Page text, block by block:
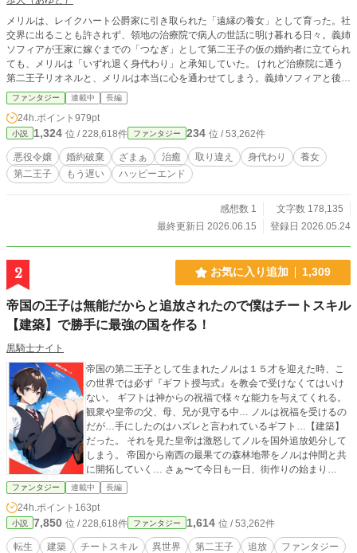
メリルは、レイクハート公爵家に引き取られた「遠縁の養女」として育った。社
交界に出ることも許されず、領地の治療院で病人の世話に明け暮れる日々。義姉
ソフィアが王家に嫁ぐまでの「つなぎ」として第二王子の仮の婚約者に立てられ
ても、メリルは「いずれ退く身代わり」と承知していた。 けれど治療院に通う
第二王子リオネルと、メリルは本当に心を通わせてしまう。義姉ソフィアと後見
人ライラは「養女が分を超えた」と激怒し、婚約を破棄してメリルを治療院ごと
辺境へ追放した。 だが、辺境で疫病が広がったとき、王都は気づく。病を癒せ
る「聖癒」の力を持つ者が、もう一人も残っていないことに。 十八年前、ひと
つの嘘があった。公爵令嬢の赤子と、後見人の娘の赤子がすり替えられていたの
だ。社交界の令嬢ソフィアではなく——治療院の「養女」メリルこそが、公爵家
のただ一人の正統な令嬢だった。 日陰で生きてきた手が、王国を救う。
ファンタジー 連載中 長編
24h.ポイント 979pt
小説 1,324 位 / 228,618件 ファンタジー 234 位 / 53,262件
悪役令嬢 婚約破棄 ざまぁ 治癒 取り違え 身代わり
養女
第二王子
もう遅い ハッピーエンド
感想数 1
文字数 178,135
最終更新日 2026.06.15
登録日 2026.05.24
2 お気に入り追加 1,309
帝国の王子は無能だからと追放されたので僕はチートスキル
【建築】で勝手に最強の国を作る！
黒騎士ナイト
帝国の第二王子として生まれたノルは１５才を迎えた時、こ
の世界では必ず『ギフト授与式』を教会で受けなくてはいけ
ない。 ギフトは神からの祝福で様々な能力を与えてくれる。
観衆や皇帝の父、母、兄が見守る中… ノルは祝福を受けるの
だが…手にしたのはハズレと言われているギフト…【建築】
だった。 それを見た皇帝は激怒してノルを国外追放処分して
しまう。 帝国から南西の最果ての森林地帯をノルは仲間と共
に開拓していく… さぁ〜て今日も一日、街作りの始まり
だ！！
ファンタジー 連載中 長編
24h.ポイント 163pt
小説 7,850 位 / 228,618件 ファンタジー 1,614 位 / 53,262件
転生 建築 チートスキル 異世界 第二王子 追放
ファンタジー